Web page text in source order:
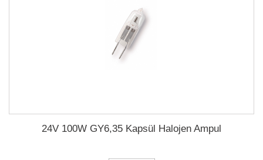
24V 100W GY6,35 Kapsül Halojen Ampul